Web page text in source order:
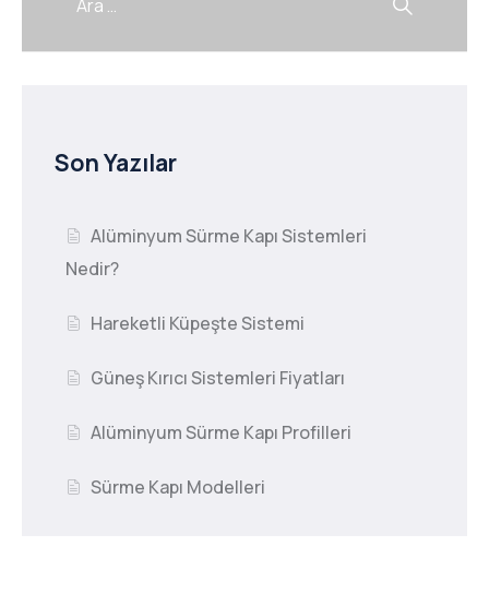
Son Yazılar
Alüminyum Sürme Kapı Sistemleri
Nedir?
Hareketli Küpeşte Sistemi
Güneş Kırıcı Sistemleri Fiyatları
Alüminyum Sürme Kapı Profilleri
Sürme Kapı Modelleri